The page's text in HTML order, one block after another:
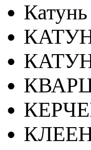
Катунь